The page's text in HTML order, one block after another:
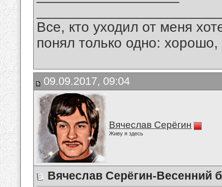
Все, кто уходил от меня
понял только одно:
09.09.2017, 09:04
Вячеслав Серёгин
Живу я здесь
Вячеслав Серёгин-Весенний